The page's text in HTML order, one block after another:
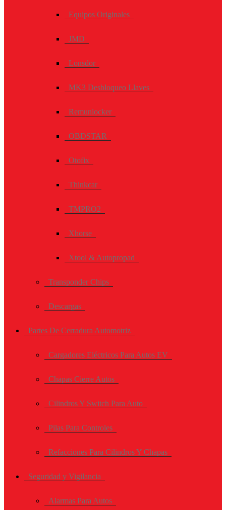
Equipos Originales
JMD
Lonsdor
MK3 Desbloqueo Llaves
Remunlocker
OBDSTAR
Otofix
Thinkcar
TMPRO2
Xhorse
Xtool & Autopropad
Transponder Chips
Descargas
Partes De Cerradura Automotriz
Cargadores Eléctricos Para Autos EV
Chapas Cierre Autos
Cilindros Y Switch Para Auto
Pilas Para Controles
Refacciones Para Cilindros Y Chapas
Seguridad y Vigilancia
Alarmas Para Autos